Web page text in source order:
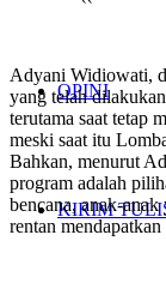
OPINI
KIRIM
Adyani Widiowati,
yang telah
terutama saat tetap
meski saat itu
Bahkan, menurut
program adalah
bencana, anak-
rentan